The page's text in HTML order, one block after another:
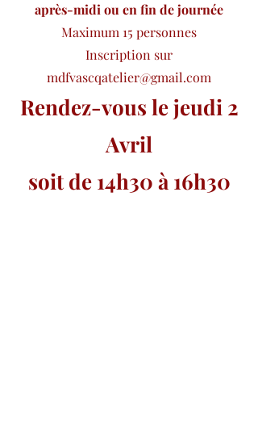
après-midi ou en fin de journée
Maximum 15 personnes
Inscription sur
mdfvascqatelier@gmail.com
Rendez-vous le jeudi 2
Avril
soit de 14h30 à 16h30